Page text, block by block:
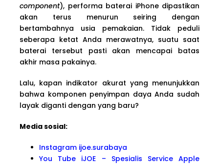
component), performa baterai iPhone dipastikan
akan terus menurun seiring dengan
bertambahnya usia pemakaian. Tidak peduli
seberapa ketat Anda merawatnya, suatu saat
baterai tersebut pasti akan mencapai batas
akhir masa pakainya.
Lalu, kapan indikator akurat yang menunjukkan
bahwa komponen penyimpan daya Anda sudah
layak diganti dengan yang baru?
Media sosial:
Instagram ijoe.surabaya
You Tube iJOE – Spesialis Service Apple